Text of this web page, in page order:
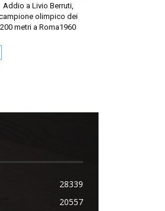
Addio a Livio Berruti,
olimpico dei
200 metri a Roma1960
28339
20557